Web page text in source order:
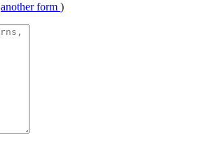
another form )